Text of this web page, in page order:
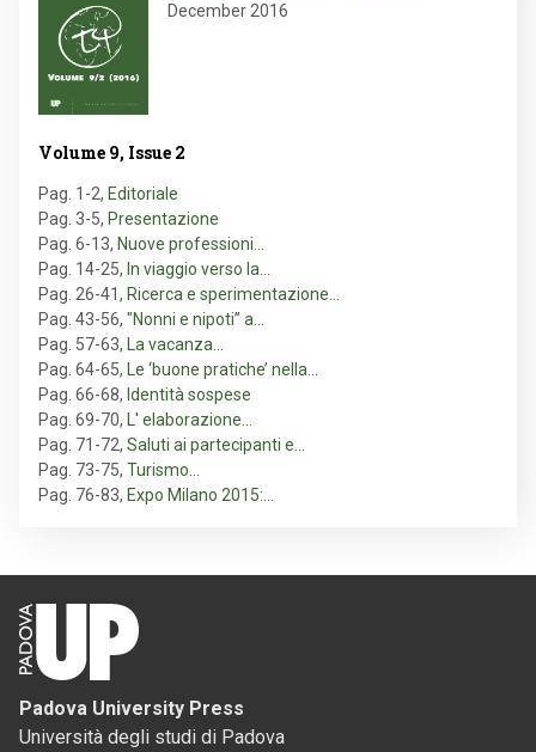
December 2016
Volume 9, Issue 2
Pag. 1-2, Editoriale
Pag. 3-5, Presentazione
Pag. 6-13, Nuove professioni…
Pag. 14-25, In viaggio verso la…
Pag. 26-41, Ricerca e sperimentazione…
Pag. 43-56, "Nonni e nipoti” a…
Pag. 57-63,
La vacanza…
Pag. 64-65,
Le ‘buone pratiche’ nella…
Pag. 66-68, Identità sospese
Pag. 69-70,
L' elaborazione…
Pag. 71-72, Saluti ai partecipanti e…
Pag. 73-75, Turismo…
Pag. 76-83, Expo Milano 2015:…
Padova University Press
Università degli studi di Padova